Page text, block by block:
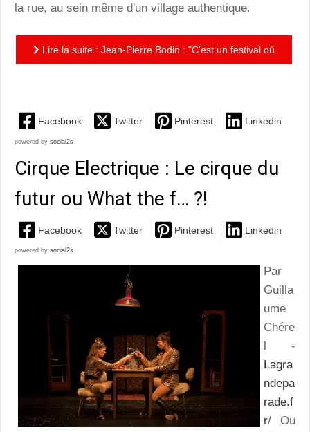
la rue, au sein même d'un village authentique.
Lire la suite : Jean-Pierre Bodin : "C'est un festival où
Facebook Twitter Pinterest Linkedin
powered by social2s
Cirque Electrique : Le cirque du
futur ou What the f… ?!
Facebook Twitter Pinterest Linkedin
powered by social2s
Par
Guilla
ume
Chére
l -
Lagra
ndepa
rade.f
r/ Ou